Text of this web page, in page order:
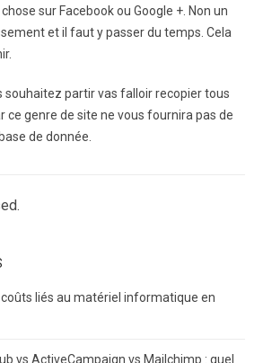
sur Facebook ou Google +. Non un
et il faut y passer du temps. Cela
souhaitez partir vas falloir recopier tous
ce genre de site ne vous fournira pas de
de donnée.
liés au matériel informatique en
vs ActiveCampaign vs Mailchimp : quel